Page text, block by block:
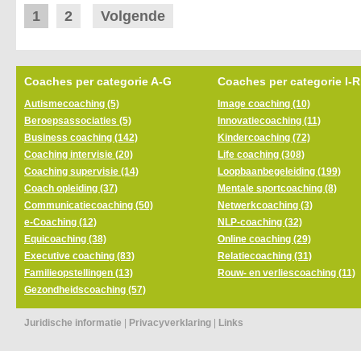
1 2 Volgende
Coaches per categorie A-G
Autismecoaching (5)
Beroepsassociaties (5)
Business coaching (142)
Coaching intervisie (20)
Coaching supervisie (14)
Coach opleiding (37)
Communicatiecoaching (50)
e-Coaching (12)
Equicoaching (38)
Executive coaching (83)
Familieopstellingen (13)
Gezondheidscoaching (57)
Coaches per categorie I-R
Image coaching (10)
Innovatiecoaching (11)
Kindercoaching (72)
Life coaching (308)
Loopbaanbegeleiding (199)
Mentale sportcoaching (8)
Netwerkcoaching (3)
NLP-coaching (32)
Online coaching (29)
Relatiecoaching (31)
Rouw- en verliescoaching (11)
Juridische informatie Privacyverklaring Links